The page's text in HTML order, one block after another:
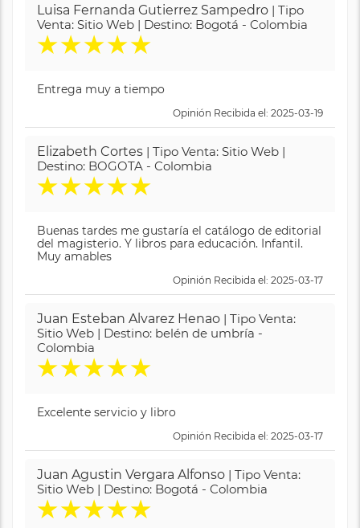
Luisa Fernanda Gutierrez Sampedro | Tipo
Venta: Sitio Web | Destino: Bogotá - Colombia
★★★★★
Entrega muy a tiempo
Opinión Recibida el: 2025-03-19
Elizabeth Cortes | Tipo Venta: Sitio Web |
Destino: BOGOTA - Colombia
★★★★★
Buenas tardes me gustaría el catálogo de editorial
del magisterio. Y libros para educación. Infantil.
Muy amables
Opinión Recibida el: 2025-03-17
Juan Esteban Alvarez Henao | Tipo Venta:
Sitio Web | Destino: belén de umbría -
Colombia
★★★★★
Excelente servicio y libro
Opinión Recibida el: 2025-03-17
Juan Agustin Vergara Alfonso | Tipo Venta:
Sitio Web | Destino: Bogotá - Colombia
★★★★★